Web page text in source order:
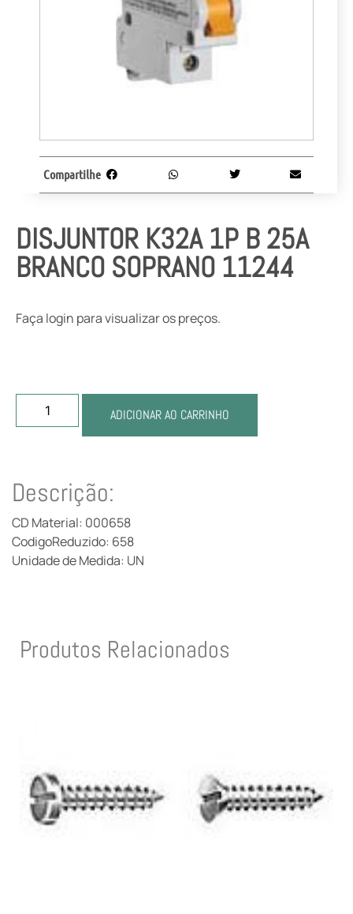
DISJUNTOR K32A 1P B 25A
BRANCO SOPRANO 11244
Faça login para visualizar os preços.
ADICIONAR AO CARRINHO
Compartilhe
Descrição:
CD Material: 000658
CodigoReduzido: 658
Unidade de Medida: UN
Produtos Relacionados